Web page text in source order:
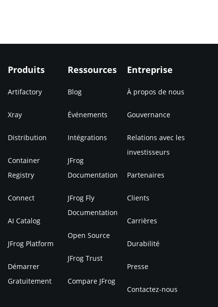
Produits
Artifactory
Xray
Distribution
Container
Registry
Connect
AI Catalog
JFrog Platform
Démarrer
Gratuitement
Ressources
Blog
Événements
Intégrations
JFrog
Documentation
JFrog Fly
Documentation
Open Source
JFrog Trust
Compare JFrog
Entreprise
À propos de nous
Gouvernance
Relations avec les
investisseurs
Partenaires
Clients
Carrières
Durabilité
Presse
Contactez-nous